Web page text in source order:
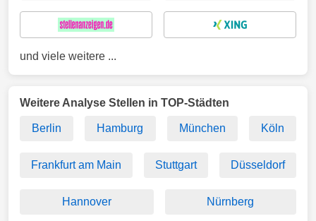
und viele weitere ...
Weitere Analyse Stellen in TOP-Städten
Berlin Hamburg München Köln
Frankfurt am Main Stuttgart Düsseldorf
Hannover Nürnberg